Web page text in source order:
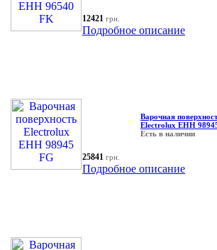
12421 грн.
Подробное описание
Варочная
Electrolux EHH
Есть в наличии
25841 грн.
Подробное описание